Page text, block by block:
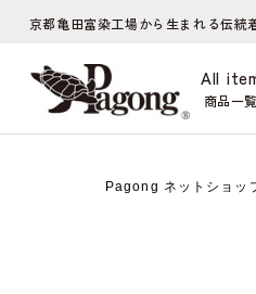
京都亀田富染工場から生まれる伝統
All
商品一覧
Pagong ネットショッ